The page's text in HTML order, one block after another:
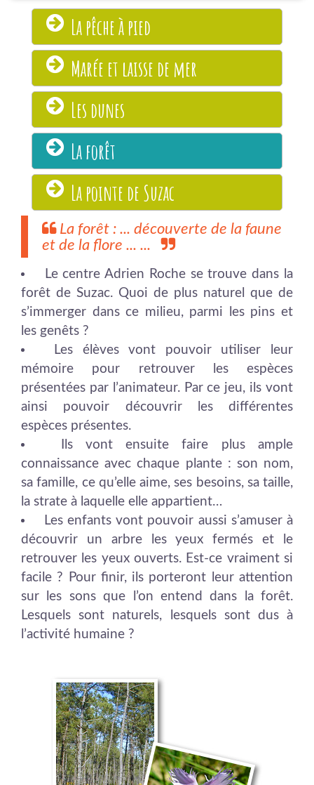
La pêche à pied
Marée et laisse de mer
Les dunes
La forêt
La pointe de Suzac
La forêt : ... découverte de la faune
et de la flore ... ...
Le centre Adrien Roche se trouve dans la
forêt de Suzac. Quoi de plus naturel que de
s’immerger dans ce milieu, parmi les pins et
les genêts ?
Les élèves vont pouvoir utiliser leur
mémoire pour retrouver les espèces
présentées par l’animateur. Par ce jeu, ils vont
ainsi pouvoir découvrir les différentes
espèces présentes.
Ils vont ensuite faire plus ample
connaissance avec chaque plante : son nom,
sa famille, ce qu’elle aime, ses besoins, sa taille,
la strate à laquelle elle appartient…
Les enfants vont pouvoir aussi s’amuser à
découvrir un arbre les yeux fermés et le
retrouver les yeux ouverts. Est-ce vraiment si
facile ? Pour finir, ils porteront leur attention
sur les sons que l’on entend dans la forêt.
Lesquels sont naturels, lesquels sont dus à
l’activité humaine ?